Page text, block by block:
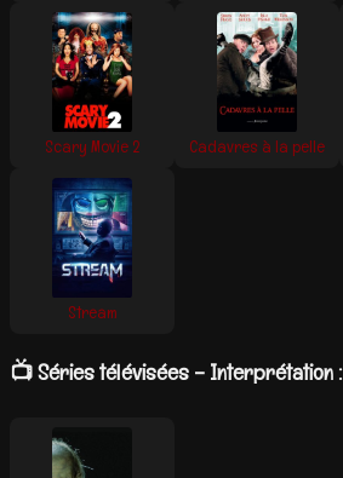
Scary Movie 2 Cadavres à la pelle
Stream
📺 Séries télévisées – Interprétation :